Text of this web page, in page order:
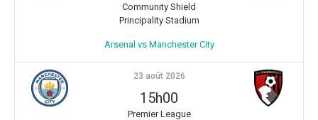
Community Shield
Principality Stadium
Arsenal vs Manchester City
23 août 2026
15h00
Premier League